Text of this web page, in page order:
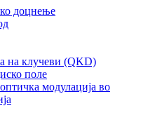
доцнење
на клучеви (QKD)
поле
модулација во